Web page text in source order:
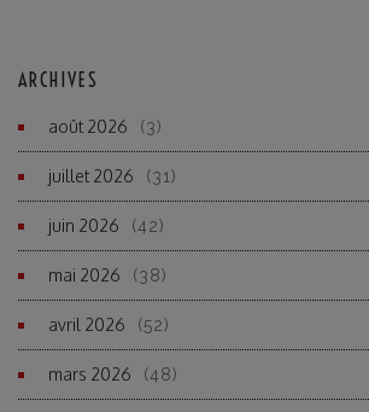
ARCHIVES
août 2026 (3)
juillet 2026 (31)
juin 2026 (42)
mai 2026 (38)
avril 2026 (52)
mars 2026 (48)